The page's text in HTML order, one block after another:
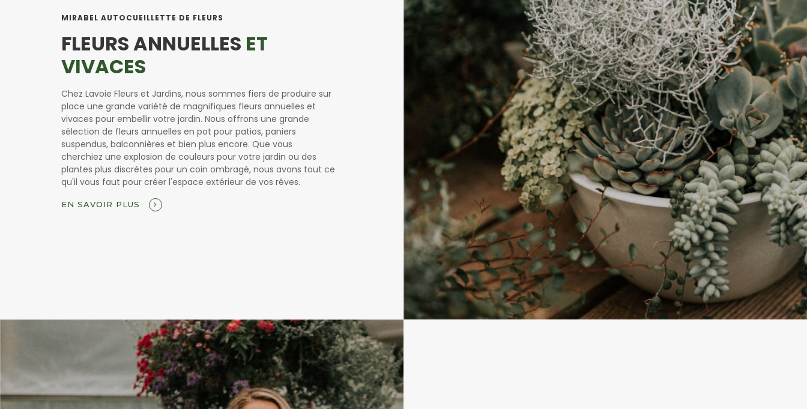
MIRABEL AUTOCUEILLETTE DE FLEURS
FLEURS ANNUELLES ET
VIVACES
Chez Lavoie Fleurs et Jardins, nous sommes fiers de produire sur
place une grande variété de magnifiques fleurs annuelles et
vivaces pour embellir votre jardin. Nous offrons une grande
sélection de fleurs annuelles en pot pour patios, paniers
suspendus, balconnières et bien plus encore. Que vous
cherchiez une explosion de couleurs pour votre jardin ou des
plantes plus discrètes pour un coin ombragé, nous avons tout ce
qu'il vous faut pour créer l'espace extérieur de vos rêves.
EN SAVOIR PLUS